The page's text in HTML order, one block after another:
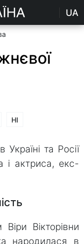
UA
НІ
та Росії
і актриса, екс-
Вікторівни
народилася в